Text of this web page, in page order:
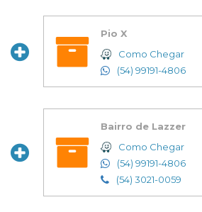
Pio X
Como Chegar
(54) 99191-4806
Bairro de Lazzer
Como Chegar
(54) 99191-4806
(54) 3021-0059